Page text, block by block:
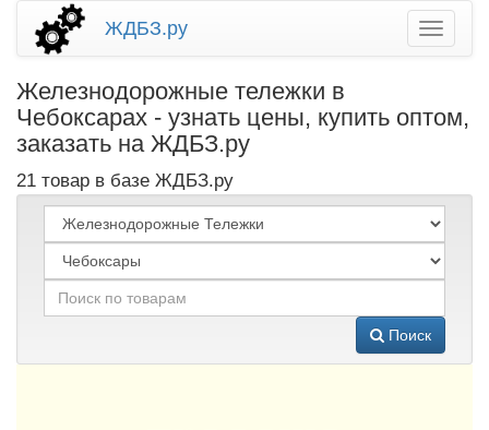
ЖДБЗ.ру
Железнодорожные тележки в
Чебоксарах - узнать цены, купить оптом,
заказать на ЖДБЗ.ру
21 товар в базе ЖДБЗ.ру
Поиск